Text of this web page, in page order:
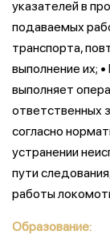
указателей в
подаваемых
транспорта,
выполнение их;
выполняет
ответственных
согласно
устранении
пути
работы
Образование: